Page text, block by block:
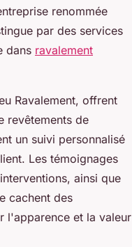
renommée
par des services
dans ravalement
Ravalement, offrent
revêtements de
un suivi personnalisé
Les témoignages
ainsi que
cachent des
l'apparence et la valeur